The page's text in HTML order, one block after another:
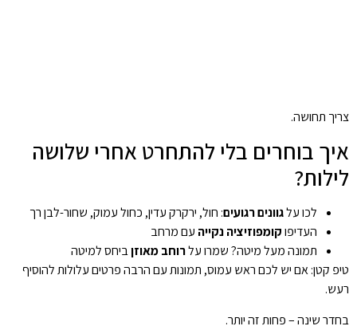
צריך תחושה.
איך בוחרים בלי להתחרט אחרי שלושה
לילות?
לכו עלגוונים רגועים: חול, ירקרק עדין, כחול עמוק, שחור-לבן רך
העדיפוקומפוזיציה נקייה עם מרחב
תמונה מעל מיטה? שמרו עלרוחב מאוזןביחס למיטה
טיפ קטן: אם יש לכם ראש עמוס, תמונות עם הרבה פרטים עלולות להוסיף
רעש.
בחדר שינה – פחות זה יותר.